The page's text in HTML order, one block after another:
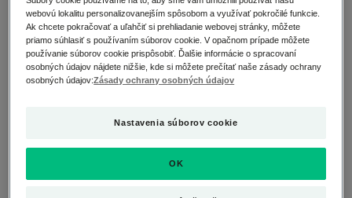
Postihnuté oblasti: postihnuté môžu byť všetky
oblasti tváre a tela. Často sú k tomuto ekzému
najnáchylnejšie ruky, pretože sú odkryté a vystavené
vonkajším vplyvom.
Čítať viac
webovú lokalitu personalizovanejším spôsobom a využívať pokročilé funkcie.
Ak chcete pokračovať a uľahčiť si prehliadanie webovej stránky, môžete
priamo súhlasiť s používaním súborov cookie. V opačnom prípade môžete
používanie súborov cookie prispôsobiť. Ďalšie informácie o spracovaní
osobných údajov nájdete nižšie, kde si môžete prečítať naše zásady ochrany
osobných údajov:Zásady ochrany osobných údajov
Nastavenia súborov cookie
OK